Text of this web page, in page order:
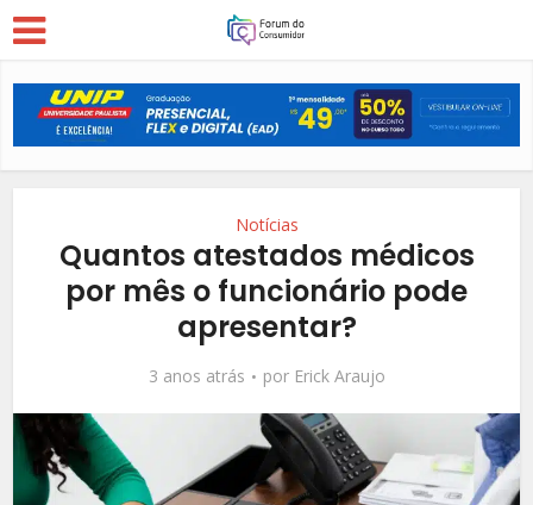
Notícias
Quantos atestados médicos
por mês o funcionário pode
apresentar?
3 anos atrás por Erick Araujo